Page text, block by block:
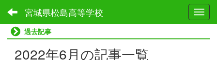
宮城県松島高等学校
過去記事
2022年6月の記事一覧